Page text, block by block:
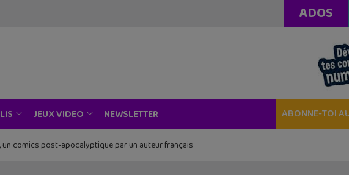
ADOS
JEUX VIDEO NEWSLETTER ABONNE-TOI
un comics post-apocalyptique par un auteur français